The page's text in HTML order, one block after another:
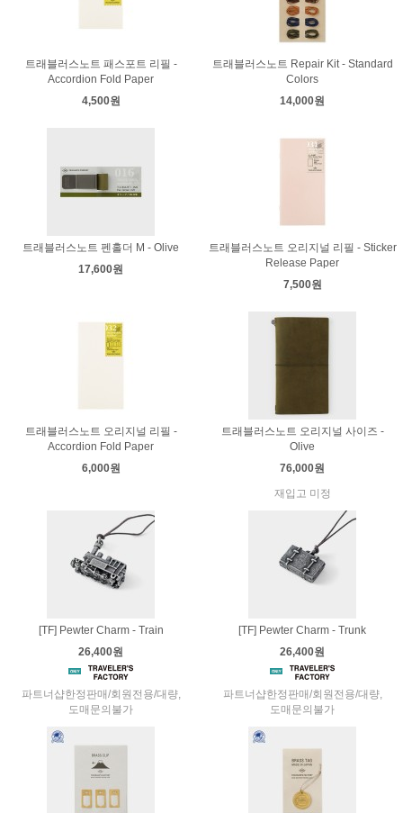
트래블러스노트 패스포트 리필 -
Accordion Fold Paper
4,500원
트래블러스노트 Repair Kit - Standard
Colors
14,000원
트래블러스노트 펜홀더 M - Olive
17,600원
트래블러스노트 오리지널 리필 - Sticker
Release Paper
7,500원
트래블러스노트 오리지널 리필 -
Accordion Fold Paper
6,000원
트래블러스노트 오리지널 사이즈 -
Olive
76,000원
재입고 미정
[TF] Pewter Charm - Train
26,400원
파트너샵한정판매/회원전용/대량,
도매문의불가
[TF] Pewter Charm - Trunk
26,400원
파트너샵한정판매/회원전용/대량,
도매문의불가